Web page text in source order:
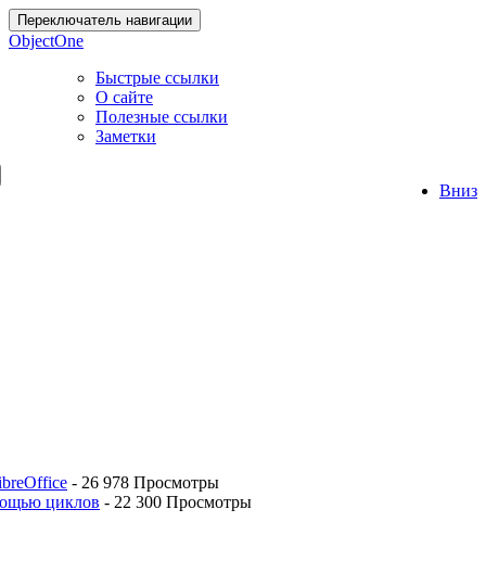
Переключатель навигации
ObjectOne
Быстрые ссылки
О сайте
Полезные ссылки
Заметки
Вниз
- 26 978 Просмотры
циклов - 22 300 Просмотры